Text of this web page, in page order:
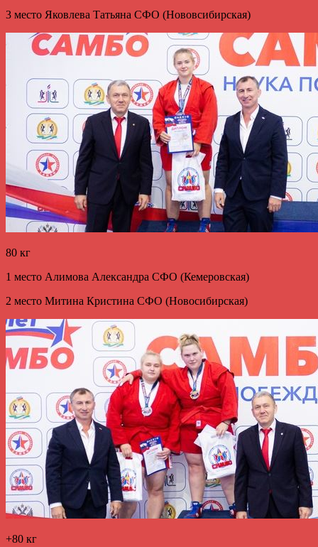
3 место Яковлева Татьяна СФО (Нововсибирская)
80 кг
1 место Алимова Александра СФО (Кемеровская)
2 место Митина Кристина СФО (Новосибирская)
+80 кг